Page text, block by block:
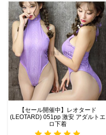
【セール開催中】レオタード
(LEOTARD) 051pp 激安 アダルトエ
ロ下着